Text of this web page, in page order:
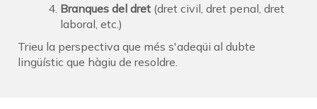
Branques del dret (dret civil, dret penal, dret
laboral, etc.)
Trieu la perspectiva que més s'adeqüi al dubte
lingüístic que hàgiu de resoldre.